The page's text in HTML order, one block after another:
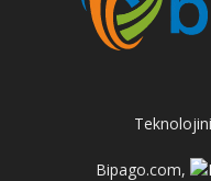
Bipago.com,